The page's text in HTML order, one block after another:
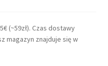
(~59zł). Czas dostawy
magazyn znajduje się w